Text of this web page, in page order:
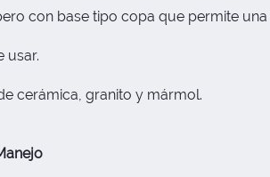
con base tipo copa que permite
usar.
cerámica, granito y mármol.